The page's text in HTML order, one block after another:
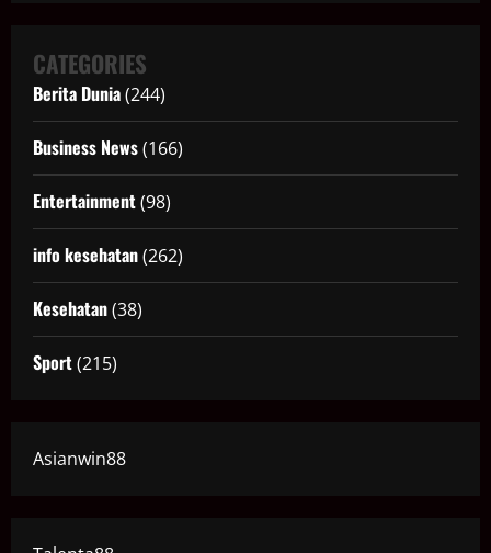
CATEGORIES
Berita Dunia(244)
Business News(166)
Entertainment(98)
info kesehatan(262)
Kesehatan(38)
Sport(215)
Asianwin88